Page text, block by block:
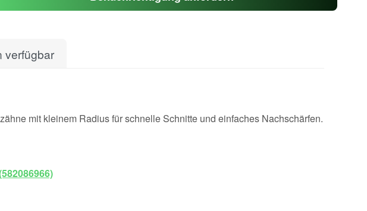
verfügbar
mit kleinem Radius für schnelle Schnitte und einfaches Nachschärfen.